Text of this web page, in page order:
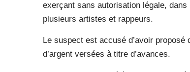
exerçant sans autorisation légale, dans
plusieurs artistes et rappeurs.
Le suspect est accusé d’avoir
d’argent versées à titre d’avances.